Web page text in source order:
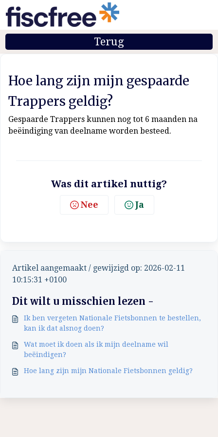
Terug
Hoe lang zijn mijn gespaarde
Trappers geldig?
Gespaarde Trappers kunnen nog tot 6 maanden na
beëindiging van deelname worden besteed.
Was dit artikel nuttig?
Nee Ja
Artikel aangemaakt / gewijzigd op: 2026-02-11
10:15:31 +0100
Dit wilt u misschien lezen -
Ik ben vergeten Nationale Fietsbonnen te bestellen,
kan ik dat alsnog doen?
Wat moet ik doen als ik mijn deelname wil
beëindigen?
Hoe lang zijn mijn Nationale Fietsbonnen geldig?